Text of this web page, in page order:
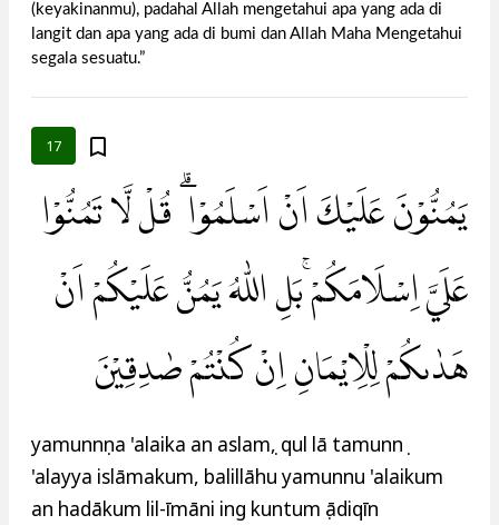
(keyakinanmu), padahal Allah mengetahui apa yang ada di
langit dan apa yang ada di bumi dan Allah Maha Mengetahui
segala sesuatu.”
17
يَمُنُّوْنَ عَلَيْكَ اَنْ اَسْلَمُوْا ۗ قُلْ لَّا تَمُنُّوْا
عَلَيَّ اِسْلَامَكُمْ ۚبَلِ اللّٰهُ يَمُنُّ عَلَيْكُمْ اَنْ
هَدٰىكُمْ لِلْاِيْمَانِ اِنْ كُنْتُمْ صٰدِقِيْنَ
yamunnụna 'alaika an aslamụ, qul lā tamunnụ
'alayya islāmakum, balillāhu yamunnu 'alaikum
an hadākum lil-īmāni ing kuntum ṣādiqīn